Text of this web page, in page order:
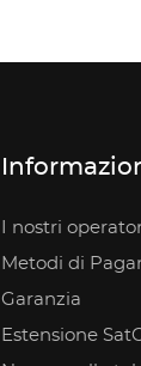
I nostri
Metodi di
Garanzia
Estensione